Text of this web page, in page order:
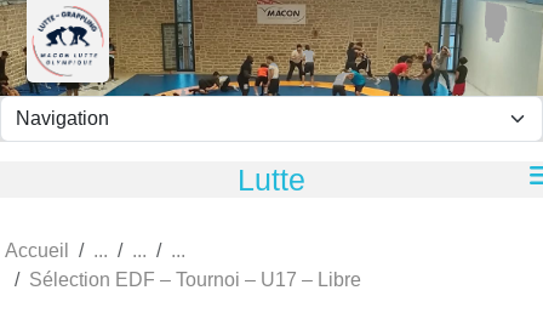
Lutte
Accueil
Sélection EDF – Tournoi – U17 – Libre
Panneau de gestion des cookies